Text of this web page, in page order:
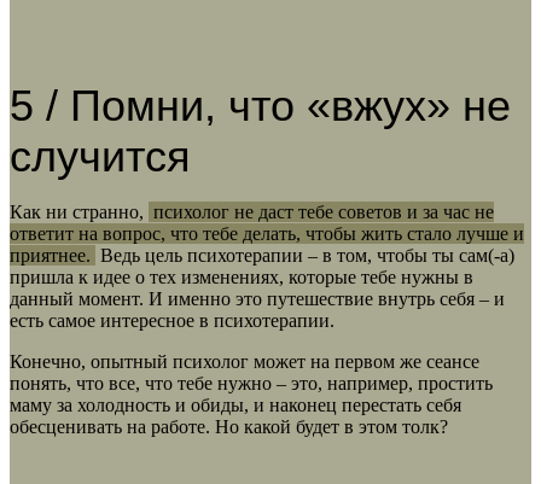
5 / Помни, что «вжух» не
случится
Как ни странно, психолог не даст тебе советов и за час не
ответит на вопрос, что тебе делать, чтобы жить стало лучше и
приятнее. Ведь цель психотерапии – в том, чтобы ты сам(-а)
пришла к идее о тех изменениях, которые тебе нужны в
данный момент. И именно это путешествие внутрь себя – и
есть самое интересное в психотерапии.
Конечно, опытный психолог может на первом же сеансе
понять, что все, что тебе нужно – это, например, простить
маму за холодность и обиды, и наконец перестать себя
обесценивать на работе. Но какой будет в этом толк?